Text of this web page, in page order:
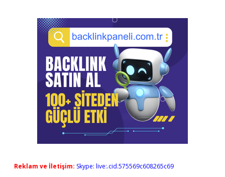
Reklam ve İletişim: Skype: live:.cid.575569c608265c69